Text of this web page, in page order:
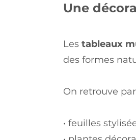
Une
Les tableaux
des formes
On retrouve
• feuilles